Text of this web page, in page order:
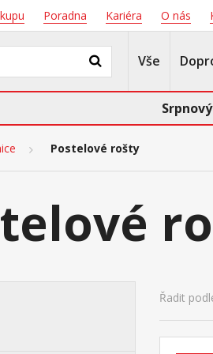
Poradna Kariéra O nás
Vše
Postelové rošty
Řadit